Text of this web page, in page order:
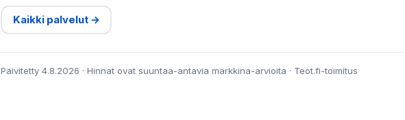
Kaikki palvelut →
Päivitetty 4.8.2026 · Hinnat ovat suuntaa-antavia markkina-arvioita · Teot.fi-toimitus